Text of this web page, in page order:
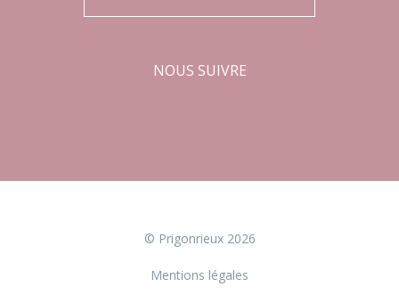
NOUS SUIVRE
© Prigonrieux 2026
Mentions légales